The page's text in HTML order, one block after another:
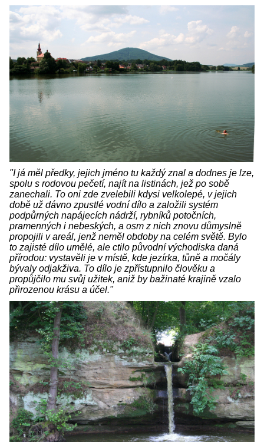
"I já měl předky, jejich jméno tu každý znal a dodnes je lze,
spolu s rodovou pečetí, najít na listinách, jež po sobě
zanechali. To oni zde zvelebili kdysi velkolepé, v jejich
době už dávno zpustlé vodní dílo a založili systém
podpůrných napájecích nádrží, rybníků potočních,
pramenných i nebeských, a osm z nich znovu důmyslně
propojili v areál, jenž neměl obdoby na celém světě. Bylo
to zajisté dílo umělé, ale ctilo původní východiska daná
přírodou: vystavěli je v místě, kde jezírka, tůně a močály
bývaly odjakživa. To dílo je zpřístupnilo člověku a
propůjčilo mu svůj užitek, aniž by bažinaté krajině vzalo
přirozenou krásu a účel."